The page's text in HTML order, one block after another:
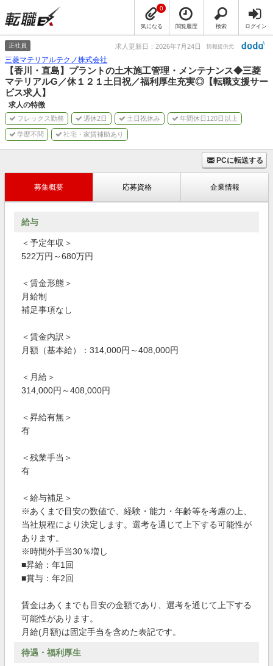
気になる
0
閲覧履歴 検索 ログイン
正社員 求人更新日：2026年7月24日 情報提供元
三菱マテリアルテクノ株式会社
【香川・直島】プラントの土木施工管理・メンテナンス◆三菱
マテリアルG／休１２１土日祝／福利厚生充実◎【転職支援サー
ビス求人】
求人の特徴
フレックス勤務 週休2日 土日祝休み 年間休日120日以上
学歴不問 社宅・家賃補助あり
PCに転送する
募集概要 応募資格 企業情報
給与
＜予定年収＞
522万円～680万円
＜賃金形態＞
月給制
補足事項なし
＜賃金内訳＞
月額（基本給）：314,000円～408,000円
＜月給＞
314,000円～408,000円
＜昇給有無＞
有
＜残業手当＞
有
＜給与補足＞
※あくまで目安の数値で、経験・能力・年齢等を考慮の上、
当社規程により決定します。選考を通じて上下する可能性が
あります。
※時間外手当30％増し
■昇給：年1回
■賞与：年2回
賃金はあくまでも目安の金額であり、選考を通じて上下する
可能性があります。
月給(月額)は固定手当を含めた表記です。
待遇・福利厚生